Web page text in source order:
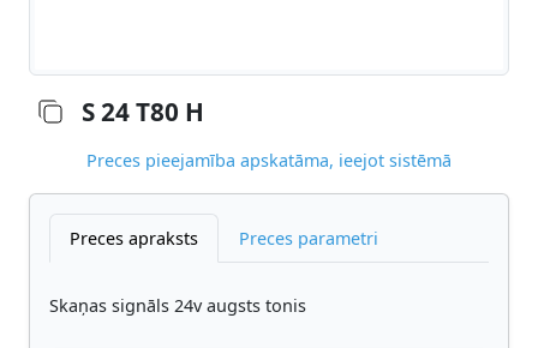
S 24 T80 H
Preces pieejamība apskatāma, ieejot sistēmā
Preces apraksts Preces parametri
Skaņas signāls 24v augsts tonis